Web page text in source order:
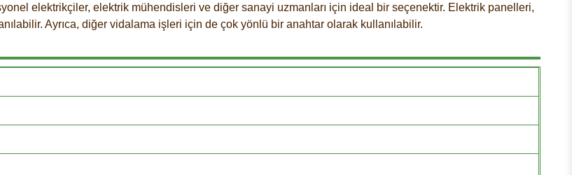
elektrikçiler, elektrik mühendisleri ve diğer sanayi uzmanları için ideal bir seçenektir. Elektrik panelleri,
Ayrıca, diğer vidalama işleri için de çok yönlü bir anahtar olarak kullanılabilir.